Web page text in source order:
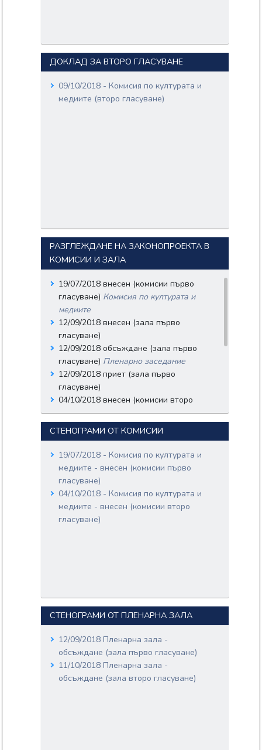
ДОКЛАД ЗА ВТОРО ГЛАСУВАНЕ
09/10/2018 - Комисия по културата и
медиите (второ гласуване)
РАЗГЛЕЖДАНЕ НА ЗАКОНОПРОЕКТА В
КОМИСИИ И ЗАЛА
19/07/2018 внесен (комисии първо
гласуване) Комисия по културата и
медиите
12/09/2018 внесен (зала първо
гласуване)
12/09/2018 обсъждане (зала първо
гласуване) Пленарно заседание
12/09/2018 приет (зала първо
гласуване)
04/10/2018 внесен (комисии второ
гласуване)Комисия по културата и
медиите
11/10/2018 внесен (зала второ
гласуване)
11/10/2018 обсъждане (зала второ
гласуване)
11/10/2018 приет (зала второ
гласуване)
СТЕНОГРАМИ ОТ КОМИСИИ
19/07/2018 - Комисия по културата и
медиите - внесен (комисии първо
гласуване)
04/10/2018 - Комисия по културата и
медиите - внесен (комисии второ
гласуване)
СТЕНОГРАМИ ОТ ПЛЕНАРНА ЗАЛА
12/09/2018 Пленарна зала -
обсъждане (зала първо гласуване)
11/10/2018 Пленарна зала -
обсъждане (зала второ гласуване)